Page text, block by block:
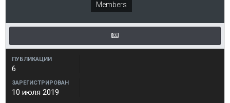
Members
ПУБЛИКАЦИИ
6
ЗАРЕГИСТРИРОВАН
10 июля 2019